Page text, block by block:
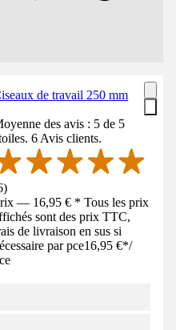
de travail 250 mm
des avis : 5 de 5
6 Avis clients.
)
— 16,95 € * Tous les prix
sont des prix TTC,
de livraison en sus si
par pce16,95 €*/